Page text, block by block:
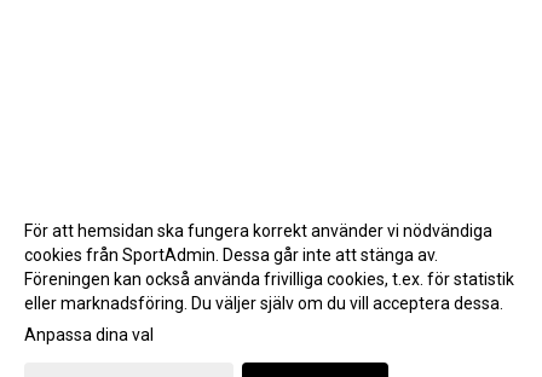
Gå till Webbversion
För att hemsidan ska fungera korrekt använder vi nödvändiga
cookies från SportAdmin. Dessa går inte att stänga av.
Föreningen kan också använda frivilliga cookies, t.ex. för statistik
eller marknadsföring. Du väljer själv om du vill acceptera dessa.
Anpassa dina val